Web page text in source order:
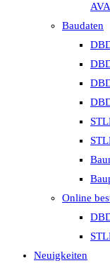
Baudaten
Online
Neuigkeiten